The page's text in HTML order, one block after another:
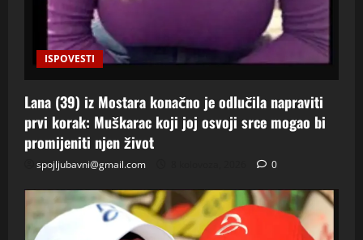
ISPOVESTI
Lana (39) iz Mostara konačno je odlučila napraviti
prvi korak: Muškarac koji joj osvoji srce mogao bi
promijeniti njen život
spojljubavni@gmail.com 0